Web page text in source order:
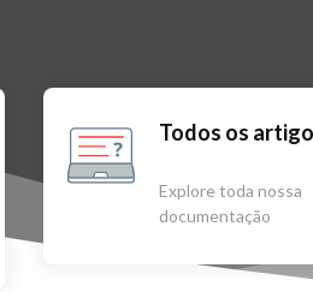
Todos os
Explore toda nossa
documentação